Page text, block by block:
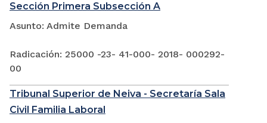
Sección Primera Subsección A
Asunto: Admite Demanda
Radicación: 25000 -23- 41-000- 2018- 000292-
00
Tribunal Superior de Neiva - Secretaría Sala
Civil Familia Laboral